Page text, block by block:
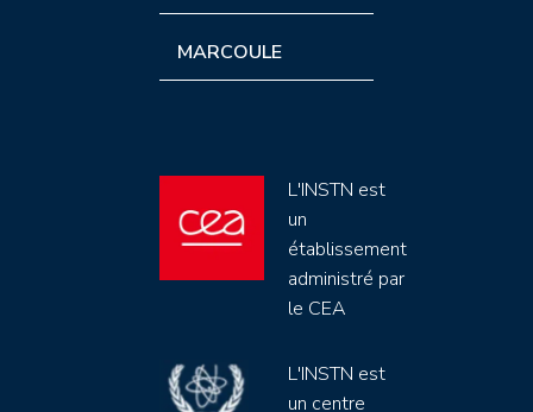
MARCOULE
L'INSTN est
un
établissement
administré par
le CEA
L'INSTN est
un centre